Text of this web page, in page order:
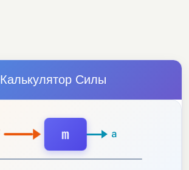
Калькулятор Силы
m a